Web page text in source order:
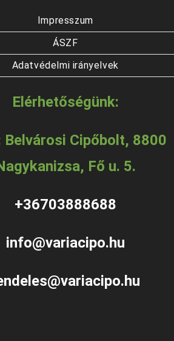
Impresszum
ÁSZF
Adatvédelmi irányelvek
Elérhetőségünk:
Belvárosi Cipőbolt, 8800
Fő u. 5.
+36703888688
info@variacipo.hu